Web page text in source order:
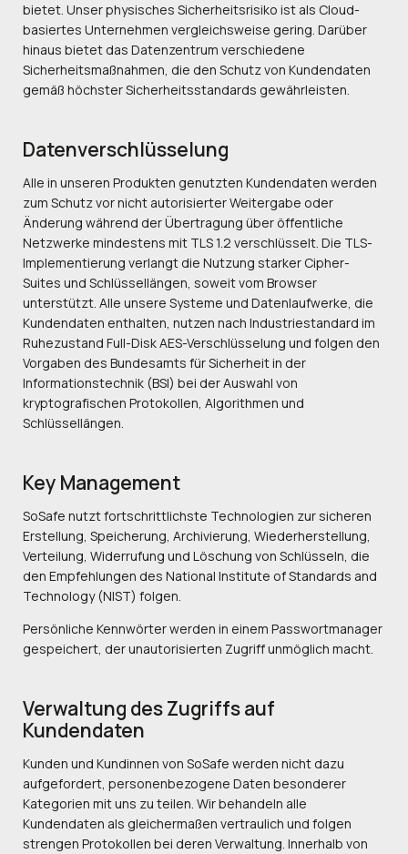
bietet. Unser physisches Sicherheitsrisiko ist als Cloud-
basiertes Unternehmen vergleichsweise gering. Darüber
hinaus bietet das Datenzentrum verschiedene
Sicherheitsmaßnahmen, die den Schutz von Kundendaten
gemäß höchster Sicherheitsstandards gewährleisten.
Datenverschlüsselung
Alle in unseren Produkten genutzten Kundendaten werden
zum Schutz vor nicht autorisierter Weitergabe oder
Änderung während der Übertragung über öffentliche
Netzwerke mindestens mit TLS 1.2 verschlüsselt. Die TLS-
Implementierung verlangt die Nutzung starker Cipher-
Suites und Schlüssellängen, soweit vom Browser
unterstützt. Alle unsere Systeme und Datenlaufwerke, die
Kundendaten enthalten, nutzen nach Industriestandard im
Ruhezustand Full-Disk AES-Verschlüsselung und folgen den
Vorgaben des Bundesamts für Sicherheit in der
Informationstechnik (BSI) bei der Auswahl von
kryptografischen Protokollen, Algorithmen und
Schlüssellängen.
Key Management
SoSafe nutzt fortschrittlichste Technologien zur sicheren
Erstellung, Speicherung, Archivierung, Wiederherstellung,
Verteilung, Widerrufung und Löschung von Schlüsseln, die
den Empfehlungen des National Institute of Standards and
Technology (NIST) folgen.
Persönliche Kennwörter werden in einem Passwortmanager
gespeichert, der unautorisierten Zugriff unmöglich macht.
Verwaltung des Zugriffs auf
Kundendaten
Kunden und Kundinnen von SoSafe werden nicht dazu
aufgefordert, personenbezogene Daten besonderer
Kategorien mit uns zu teilen. Wir behandeln alle
Kundendaten als gleichermaßen vertraulich und folgen
strengen Protokollen bei deren Verwaltung. Innerhalb von